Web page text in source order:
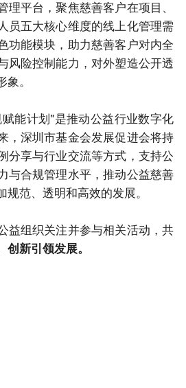
理平台，聚焦慈善客户在项目、
员五大核心维度的线上化管理需
功能模块，助力慈善客户对内全
风险控制能力，对外塑造公开透
。
能计划”是推动公益行业数字化
，深圳市基金会发展促进会将持
分享与行业交流等方式，支持公
与合规管理水平，推动公益慈善
范、透明和高效的发展。
益组织关注并参与相关活动，共
创新引领发展。